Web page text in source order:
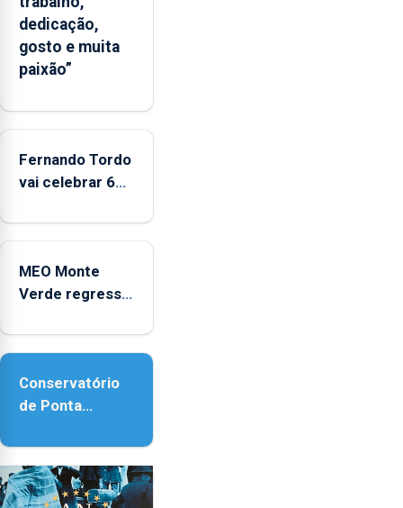
significativo”
da
CPUE
entre
e
dedicação,
gosto e muita
paixão”
Fernando Tordo
vai celebrar 60
no Coliseu
MEO Monte
Verde regressa
acessibilidade
Conservatório
de Ponta
contar com
novos
instrumentos